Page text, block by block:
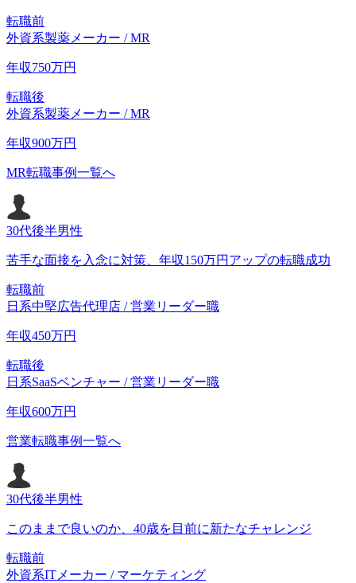
転職前
外資系製薬メーカー / MR
年収750万円
転職後
外資系製薬メーカー / MR
年収900万円
MR転職事例一覧へ
30代後半男性
苦手な面接を入念に対策、年収150万円アップの転職成功
転職前
日系中堅広告代理店 / 営業リーダー職
年収450万円
転職後
日系SaaSベンチャー / 営業リーダー職
年収600万円
営業転職事例一覧へ
30代後半男性
このままで良いのか、40歳を目前に新たなチャレンジ
転職前
外資系ITメーカー / マーケティング